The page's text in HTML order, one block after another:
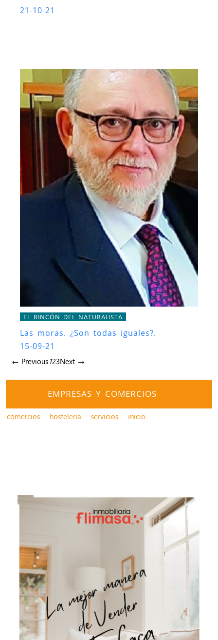
21-10-21
EL RINCÓN DEL NATURALISTA
Las moras. ¿Son todas iguales?.
15-09-21
← Previous123Next →
EMPRESAS Y COMERCIOS
comercios hostelería servicios inicio